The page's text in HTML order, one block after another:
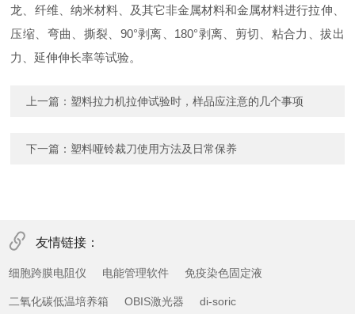
龙、纤维、纳米材料、及其它非金属材料和金属材料进行拉伸、
压缩、弯曲、撕裂、90°剥离、180°剥离、剪切、粘合力、拔出
力、延伸伸长率等试验。
上一篇： 塑料拉力机拉伸试验时，样品应注意的几个事项
下一篇： 塑料哑铃裁刀使用方法及日常保养
友情链接：
细胞跨膜电阻仪 电能管理软件 免疫染色固定液
二氧化碳低温培养箱 OBIS激光器 di-soric